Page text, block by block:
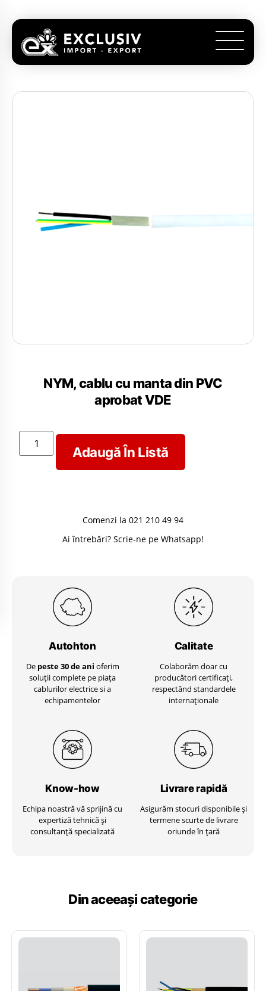
NYM, cablu cu manta din PVC
aprobat VDE
Adaugă În Listă
Comenzi la 021 210 49 94
Ai întrebări? Scrie-ne pe Whatsapp!
Autohton
De peste 30 de ani oferim
soluții complete pe piața
cablurilor electrice si a
echipamentelor
Calitate
Colaborăm doar cu
producători certificați,
respectând standardele
internaționale
Know-how
Echipa noastră vă sprijină cu
expertiză tehnică și
consultanță specializată
Livrare rapidă
Asigurăm stocuri disponibile și
termene scurte de livrare
oriunde în țară
Din aceeași categorie